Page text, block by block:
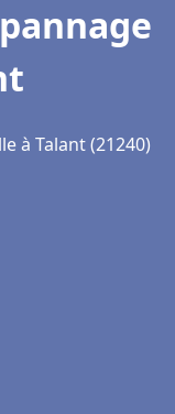
à Talant (21240)